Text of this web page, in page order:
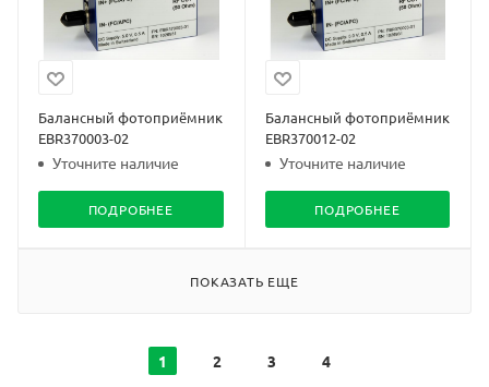
Балансный фотоприёмник
EBR370003-02
Уточните наличие
ПОДРОБНЕЕ
Балансный фотоприёмник
EBR370012-02
Уточните наличие
ПОДРОБНЕЕ
ПОКАЗАТЬ ЕЩЕ
1 2 3 4